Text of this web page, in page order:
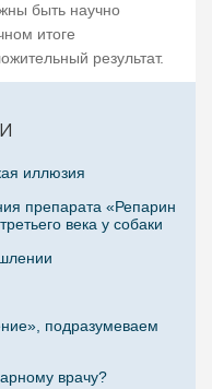
быть научно
итоге
результат.
иллюзия
препарата «Репарин
века у собаки
подразумеваем
врачу?